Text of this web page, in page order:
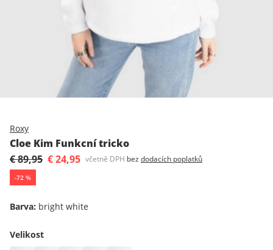
Roxy
Cloe Kim Funkcní tricko
€ 89,95 € 24,95 včetně DPH bez dodacích poplatků
-72 %
Barva: bright white
Velikost